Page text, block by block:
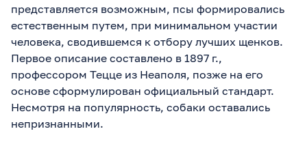
представляется возможным, псы формировались
естественным путем, при минимальном участии
человека, сводившемся к отбору лучших щенков.
Первое описание составлено в 1897 г.,
профессором Тецце из Неаполя, позже на его
основе сформулирован официальный стандарт.
Несмотря на популярность, собаки оставались
непризнанными.